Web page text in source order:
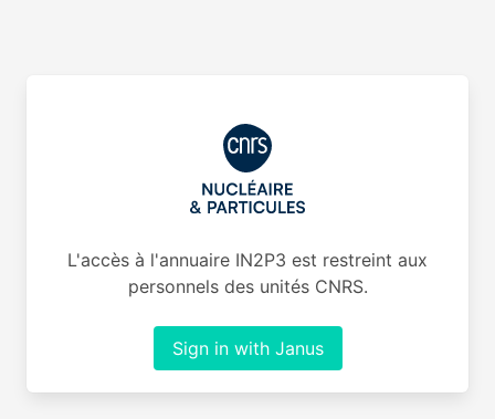
L'accès à l'annuaire IN2P3 est restreint aux
personnels des unités CNRS.
Sign in with Janus